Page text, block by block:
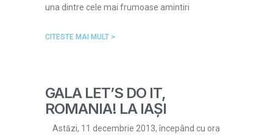
una dintre cele mai frumoase amintiri
CITESTE MAI MULT >
GALA LET’S DO IT,
ROMANIA! LA IAȘI
Astăzi, 11 decembrie 2013, începând cu ora